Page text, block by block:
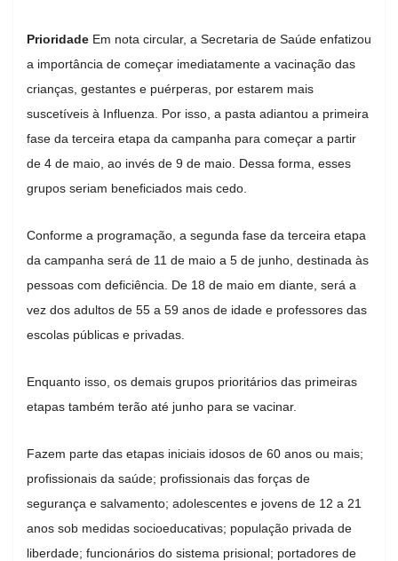
Prioridade Em nota circular, a Secretaria de Saúde enfatizou
a importância de começar imediatamente a vacinação das
crianças, gestantes e puérperas, por estarem mais
suscetíveis à Influenza. Por isso, a pasta adiantou a primeira
fase da terceira etapa da campanha para começar a partir
de 4 de maio, ao invés de 9 de maio. Dessa forma, esses
grupos seriam beneficiados mais cedo.
Conforme a programação, a segunda fase da terceira etapa
da campanha será de 11 de maio a 5 de junho, destinada às
pessoas com deficiência. De 18 de maio em diante, será a
vez dos adultos de 55 a 59 anos de idade e professores das
escolas públicas e privadas.
Enquanto isso, os demais grupos prioritários das primeiras
etapas também terão até junho para se vacinar.
Fazem parte das etapas iniciais idosos de 60 anos ou mais;
profissionais da saúde; profissionais das forças de
segurança e salvamento; adolescentes e jovens de 12 a 21
anos sob medidas socioeducativas; população privada de
liberdade; funcionários do sistema prisional; portadores de